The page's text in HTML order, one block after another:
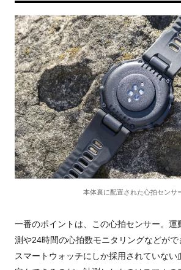
本体裏に配置された心拍センサ
一番のポイントは、この心拍センサー。運
測や24時間の心拍数モニタリングなどが
スマートウォッチにしか採用されていない